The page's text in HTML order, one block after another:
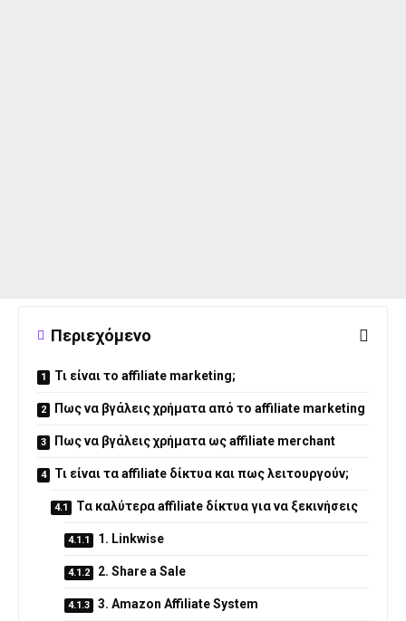
Περιεχόμενο
Τι είναι το affiliate marketing;
Πως να βγάλεις χρήματα από το affiliate marketing
Πως να βγάλεις χρήματα ως affiliate merchant
Τι είναι τα affiliate δίκτυα και πως λειτουργούν;
Τα καλύτερα affiliate δίκτυα για να ξεκινήσεις
1. Linkwise
2. Share a Sale
3. Amazon Affiliate System